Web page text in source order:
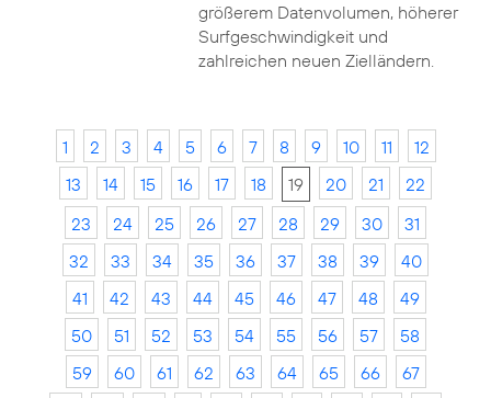
größerem Datenvolumen, höherer
Surfgeschwindigkeit und
zahlreichen neuen Zielländern.
1 2 3 4 5 6 7 8 9 10 11
12
13
14 15 16 17 18 19 20 21
22
23
24 25 26 27 28 29 30
31
32
33 34 35 36 37 38 39
40
41
42 43 44 45 46 47 48
49
50
51 52 53 54 55 56 57
58
59
60 61 62 63 64 65 66
67